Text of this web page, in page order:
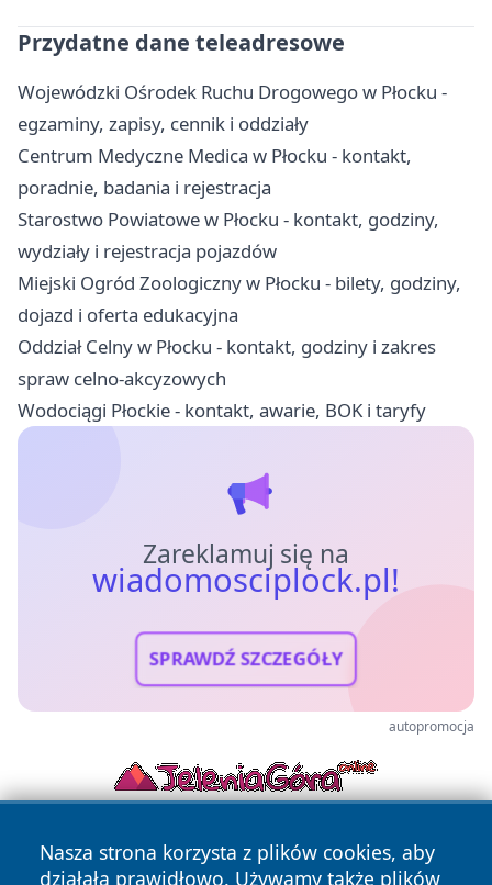
Przydatne dane teleadresowe
Wojewódzki Ośrodek Ruchu Drogowego w Płocku -
egzaminy, zapisy, cennik i oddziały
Centrum Medyczne Medica w Płocku - kontakt,
poradnie, badania i rejestracja
Starostwo Powiatowe w Płocku - kontakt, godziny,
wydziały i rejestracja pojazdów
Miejski Ogród Zoologiczny w Płocku - bilety, godziny,
dojazd i oferta edukacyjna
Oddział Celny w Płocku - kontakt, godziny i zakres
spraw celno-akcyzowych
Wodociągi Płockie - kontakt, awarie, BOK i taryfy
Zareklamuj się na
wiadomosciplock.pl!
SPRAWDŹ SZCZEGÓŁY
autopromocja
Nasza strona korzysta z plików cookies, aby
działała prawidłowo. Używamy także plików